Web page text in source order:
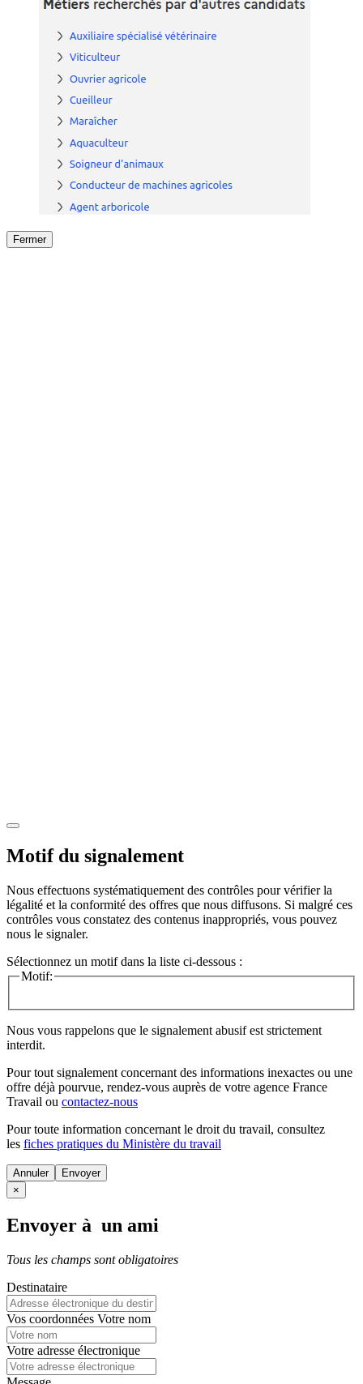
Fermer
Motif du signalement
Nous effectuons systématiquement des contrôles pour vérifier la
légalité et la conformité des offres que nous diffusons. Si malgré ces
contrôles vous constatez des contenus inappropriés, vous pouvez
nous le signaler.
Sélectionnez un motif dans la liste ci-dessous :
Motif:
Nous vous rappelons que le signalement abusif est strictement
interdit.
Pour tout signalement concernant des informations inexactes ou une
offre déjà pourvue, rendez-vous auprès de votre agence France
Travail ou contactez-nous
Pour toute information concernant le droit du travail, consultez
les fiches pratiques du Ministère du travail
Annuler
×
Envoyer à un ami
Tous les champs sont obligatoires
Destinataire
Vos coordonnées Votre nom
Votre adresse électronique